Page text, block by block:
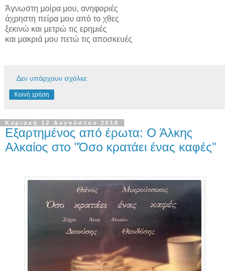
Άγνωστη μοίρα μου, ανηφοριές
άχρηστη πείρα μου από το χθες
ξεκινώ και μετρώ τις ερημιές
και μακριά μου πετώ τις αποσκευές
Δεν υπάρχουν σχόλια:
Κοινή χρήση
Κυριακή 12 Αυγούστου 2018
Εξαρτημένος από έρωτα: Ο Άλκης
Αλκαίος στο "Όσο κρατάει ένας καφές"